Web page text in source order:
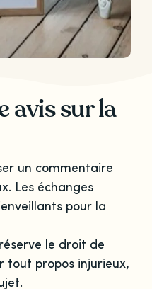
avis sur la
un commentaire
Les échanges
pour la
le droit de
tout propos injurieux,